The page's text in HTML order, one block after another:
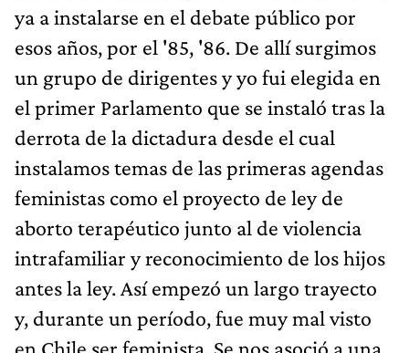
ya a instalarse en el debate público por
esos años, por el '85, '86. De allí surgimos
un grupo de dirigentes y yo fui elegida en
el primer Parlamento que se instaló tras la
derrota de la dictadura desde el cual
instalamos temas de las primeras agendas
feministas como el proyecto de ley de
aborto terapéutico junto al de violencia
intrafamiliar y reconocimiento de los hijos
antes la ley. Así empezó un largo trayecto
y, durante un período, fue muy mal visto
en Chile ser feminista. Se nos asoció a una